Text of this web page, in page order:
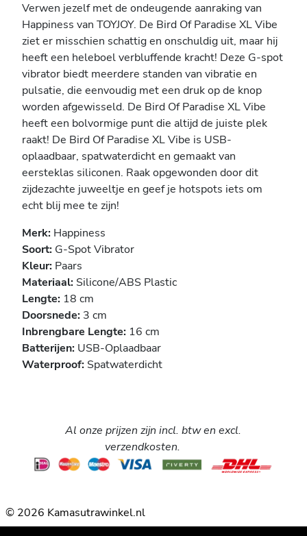
Verwen jezelf met de ondeugende aanraking van
Happiness van TOYJOY. De Bird Of Paradise XL Vibe
ziet er misschien schattig en onschuldig uit, maar hij
heeft een heleboel verbluffende kracht! Deze G-spot
vibrator biedt meerdere standen van vibratie en
pulsatie, die eenvoudig met een druk op de knop
worden afgewisseld. De Bird Of Paradise XL Vibe
heeft een bolvormige punt die altijd de juiste plek
raakt! De Bird Of Paradise XL Vibe is USB-
oplaadbaar, spatwaterdicht en gemaakt van
eersteklas siliconen. Raak opgewonden door dit
zijdezachte juweeltje en geef je hotspots iets om
echt blij mee te zijn!
Merk: Happiness
Soort: G-Spot Vibrator
Kleur: Paars
Materiaal: Silicone/ABS Plastic
Lengte: 18 cm
Doorsnede: 3 cm
Inbrengbare Lengte: 16 cm
Batterijen: USB-Oplaadbaar
Waterproof: Spatwaterdicht
Al onze prijzen zijn incl. btw en excl.
verzendkosten.
© 2026 Kamasutrawinkel.nl